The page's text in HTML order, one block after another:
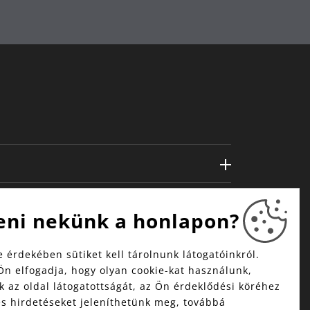
nekünk a honlapon?
érdekében sütiket kell tárolnunk látogatóinkról.
elfogadja, hogy olyan cookie-kat használunk,
az oldal látogatottságát, az Ön érdeklődési köréhez
hirdetéseket jeleníthetünk meg, továbbá